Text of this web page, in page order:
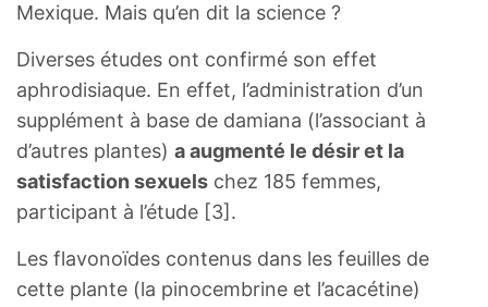
Mexique. Mais qu’en dit la science ?
Diverses études ont confirmé son effet
aphrodisiaque. En effet, l’administration d’un
supplément à base de damiana (l’associant à
d’autres plantes) a augmenté le désir et la
satisfaction sexuels chez 185 femmes,
participant à l’étude [3].
Les flavonoïdes contenus dans les feuilles de
cette plante (la pinocembrine et l’acacétine)